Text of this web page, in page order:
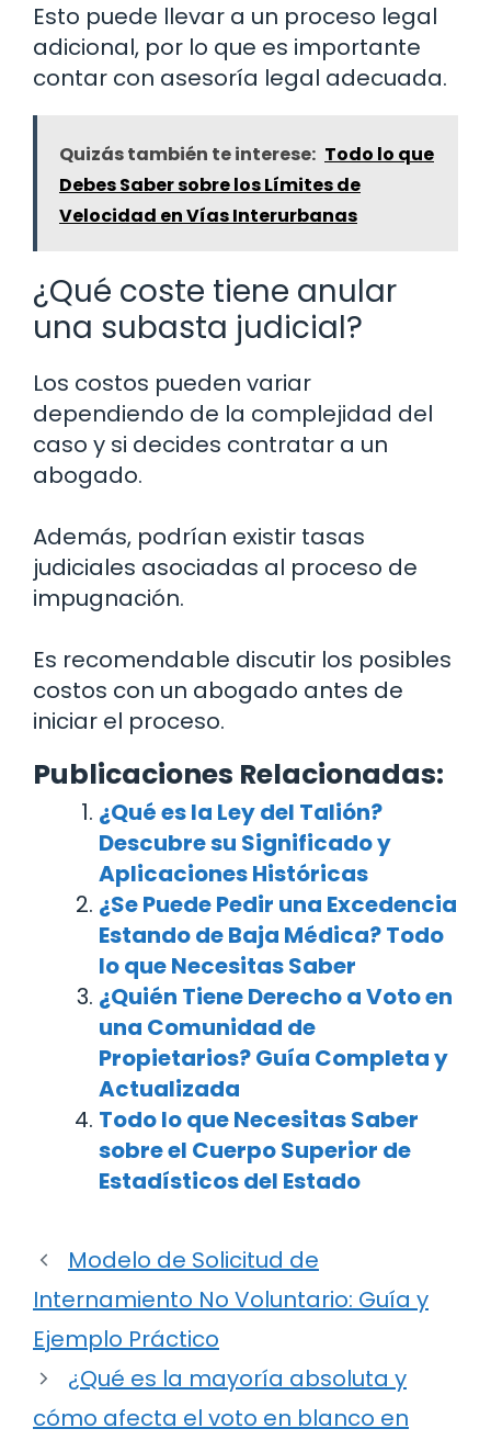
Esto puede llevar a un proceso legal
adicional, por lo que es importante
contar con asesoría legal adecuada.
Quizás también te interese: Todo lo que
Debes Saber sobre los Límites de
Velocidad en Vías Interurbanas
¿Qué coste tiene anular
una subasta judicial?
Los costos pueden variar
dependiendo de la complejidad del
caso y si decides contratar a un
abogado.
Además, podrían existir tasas
judiciales asociadas al proceso de
impugnación.
Es recomendable discutir los posibles
costos con un abogado antes de
iniciar el proceso.
Publicaciones Relacionadas:
¿Qué es la Ley del Talión?
Descubre su Significado y
Aplicaciones Históricas
¿Se Puede Pedir una Excedencia
Estando de Baja Médica? Todo
lo que Necesitas Saber
¿Quién Tiene Derecho a Voto en
una Comunidad de
Propietarios? Guía Completa y
Actualizada
Todo lo que Necesitas Saber
sobre el Cuerpo Superior de
Estadísticos del Estado
Modelo de Solicitud de
Internamiento No Voluntario: Guía y
Ejemplo Práctico
¿Qué es la mayoría absoluta y
cómo afecta el voto en blanco en